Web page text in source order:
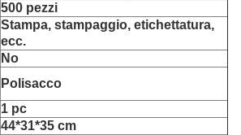
500 pezzi
Stampa, stampaggio, etichettatura,
ecc.
No
Polisacco
1 pc
44*31*35 cm